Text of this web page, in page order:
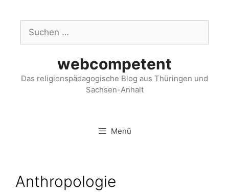
webcompetent
Das religionspädagogische Blog aus Thüringen und
Sachsen-Anhalt
Menü
Anthropologie